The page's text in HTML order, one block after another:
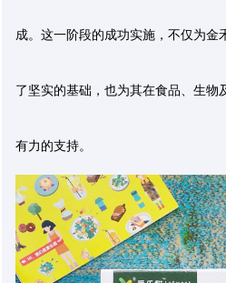
成。这一阶段的成功实施，不仅为金
了坚实的基础，也为其在食品、生物
有力的支持。